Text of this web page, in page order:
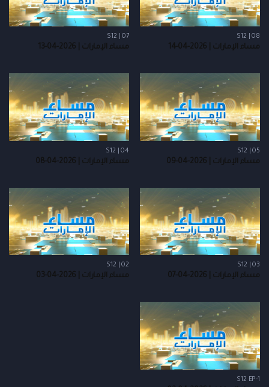
S12 | 08
مساء الإمارات | 2026-04-14
S12 | 07
مساء الإمارات | 2026-04-13
S12 | 05
مساء الإمارات | 2026-04-09
S12 | 04
مساء الإمارات | 2026-04-08
S12 | 03
مساء الإمارات | 2026-04-07
S12 | 02
مساء الإمارات | 2026-04-03
S12 EP-1